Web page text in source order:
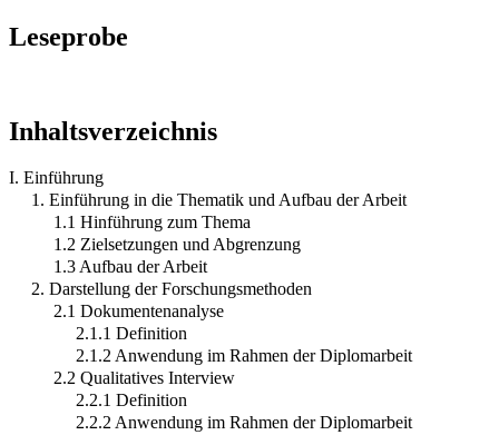
Leseprobe
Inhaltsverzeichnis
I. Einführung
1. Einführung in die Thematik und Aufbau der Arbeit
1.1 Hinführung zum Thema
1.2 Zielsetzungen und Abgrenzung
1.3 Aufbau der Arbeit
2. Darstellung der Forschungsmethoden
2.1 Dokumentenanalyse
2.1.1 Definition
2.1.2 Anwendung im Rahmen der Diplomarbeit
2.2 Qualitatives Interview
2.2.1 Definition
2.2.2 Anwendung im Rahmen der Diplomarbeit